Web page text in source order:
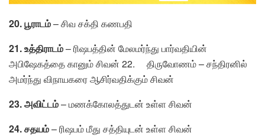
20. பூராடம்– சிவ சக்தி கணபதி
21. உத்திராடம்– ரிஷபத்தின் மேலமர்ந்து பார்வதியின்
அபிஷேகத்தை கானும் சிவன் 22. திருவோணம் – சந்திரனில்
அமர்ந்து விநாயகரை ஆசிர்வதிக்கும் சிவன்
23. அவிட்டம்– மணக்கோலத்துடன் உள்ள சிவன்
24. சதயம்– ரிஷபம் மீது சத்தியுடன் உள்ள சிவன்